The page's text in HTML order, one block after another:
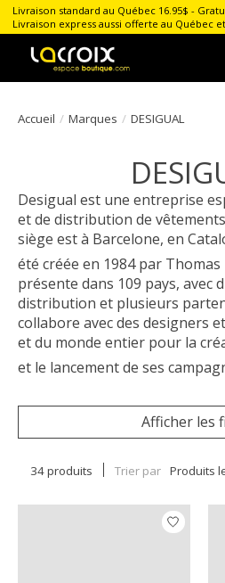
Livraison standard au Québec 16.95$ -
Livraison express aussi offerte au Québec
Accueil / Marques / DESIGUAL
Desigual est une entreprise
et de distribution de
siège est à Barcelone, en
été créée en 1984 par
présente dans 109 pays, avec
distribution et plusieurs
collabore avec des designers
et du monde entier pour la
et le lancement de ses
Afficher les
34 produits Trier par Produits